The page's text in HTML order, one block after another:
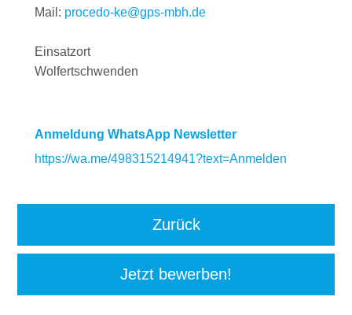
Mail: procedo-ke@gps-mbh.de
Einsatzort
Wolfertschwenden
Anmeldung WhatsApp Newsletter
https://wa.me/498315214941?text=Anmelden
Zurück
Jetzt bewerben!